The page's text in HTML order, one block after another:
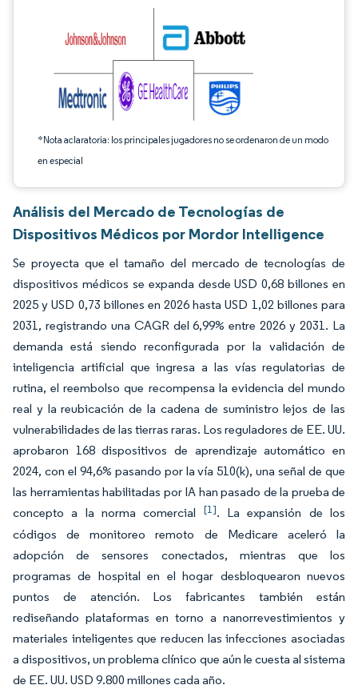
*Nota aclaratoria: los principales jugadores no se ordenaron de un modo
en especial
Análisis del Mercado de Tecnologías de
Dispositivos Médicos por Mordor Intelligence
Se proyecta que el tamaño del mercado de tecnologías de
dispositivos médicos se expanda desde USD 0,68 billones en
2025 y USD 0,73 billones en 2026 hasta USD 1,02 billones para
2031, registrando una CAGR del 6,99% entre 2026 y 2031. La
demanda está siendo reconfigurada por la validación de
inteligencia artificial que ingresa a las vías regulatorias de
rutina, el reembolso que recompensa la evidencia del mundo
real y la reubicación de la cadena de suministro lejos de las
vulnerabilidades de las tierras raras. Los reguladores de EE. UU.
aprobaron 168 dispositivos de aprendizaje automático en
2024, con el 94,6% pasando por la vía 510(k), una señal de que
las herramientas habilitadas por IA han pasado de la prueba de
concepto a la norma comercial [1]. La expansión de los
códigos de monitoreo remoto de Medicare aceleró la
adopción de sensores conectados, mientras que los
programas de hospital en el hogar desbloquearon nuevos
puntos de atención. Los fabricantes también están
rediseñando plataformas en torno a nanorrevestimientos y
materiales inteligentes que reducen las infecciones asociadas
a dispositivos, un problema clínico que aún le cuesta al sistema
de EE. UU. USD 9.800 millones cada año.